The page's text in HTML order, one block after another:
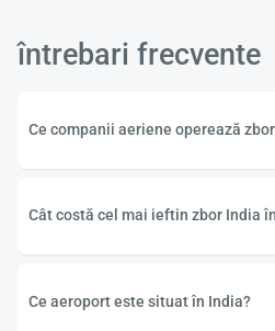
întrebari frecvente
Ce companii aeriene operează
Cât costă cel mai ieftin zbor India
Ce aeroport este situat în India?